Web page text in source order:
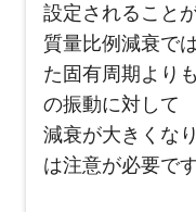
設定されること
質量比例減衰で
た固有周期より
の振動に対して
減衰が大きくな
は注意が必要です